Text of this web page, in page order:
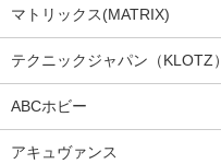
マトリックス(MATRIX)
テクニックジャパン（KLOTZ）
ABCホビー
アキュヴァンス